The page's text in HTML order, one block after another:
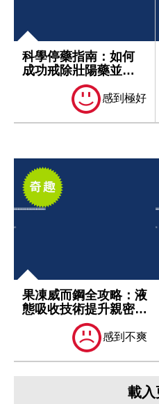
科學停藥指南：如何
成功戒除壯陽藥並恢
復自然功能｜深...
感到極好
果凍威而鋼全攻略：液
態吸收技術提升親密關
係品質｜熱...
感到不爽
載入